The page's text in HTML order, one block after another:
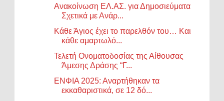
Ανακοίνωση ΕΛ.ΑΣ. για Δημοσιεύματα
Σχετικά με Ανάρ...
Κάθε Άγιος έχει το παρελθόν του… Και
κάθε αμαρτωλό...
Τελετή Ονοματοδοσίας της Αίθουσας
Άμεσης Δράσης “Γ...
ΕΝΦΙΑ 2025: Αναρτήθηκαν τα
εκκαθαριστικά, σε 12 δό...